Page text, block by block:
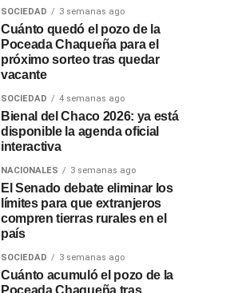
SOCIEDAD 3 semanas ago
Cuánto quedó el pozo de la
Poceada Chaqueña para el
próximo sorteo tras quedar
vacante
SOCIEDAD 4 semanas ago
Bienal del Chaco 2026: ya está
disponible la agenda oficial
interactiva
NACIONALES 3 semanas ago
El Senado debate eliminar los
límites para que extranjeros
compren tierras rurales en el
país
SOCIEDAD 3 semanas ago
Cuánto acumuló el pozo de la
Poceada Chaqueña tras